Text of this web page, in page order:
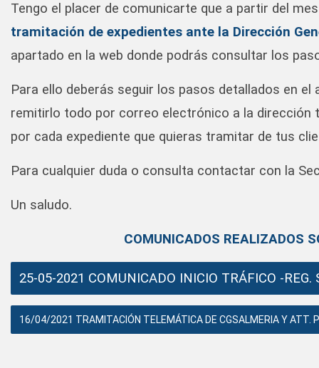
Tengo el placer de comunicarte que a partir del
tramitación de expedientes ante la Dirección
apartado en la web donde podrás consultar los
Para ello deberás seguir los pasos detallados en el
remitirlo todo por correo electrónico a la dirección
por cada expediente que quieras tramitar de tus
Para cualquier duda o consulta contactar con la
Un saludo.
COMUNICADOS REALIZADOS
25-05-2021 COMUNICADO INICIO TRÁFICO -REG.
16/04/2021 TRAMITACIÓN TELEMÁTICA DE CGSALMERIA Y ATT.